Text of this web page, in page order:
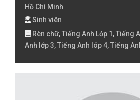
Hồ Chí Minh
Sinh viên
Rèn chữ, Tiếng Anh Lớp 1, Tiếng
Anh lớp 3, Tiếng Anh lóp 4, Tiếng
lớp 5, Toán lớp 6, Toán lớp 7